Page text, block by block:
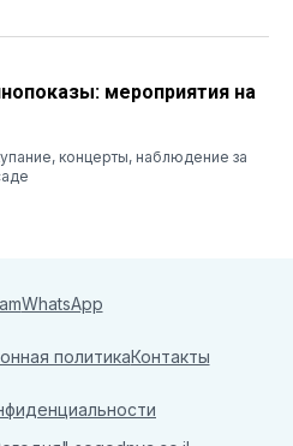
мероприятия на
концерты, наблюдение за
WhatsApp
политикаКонтакты